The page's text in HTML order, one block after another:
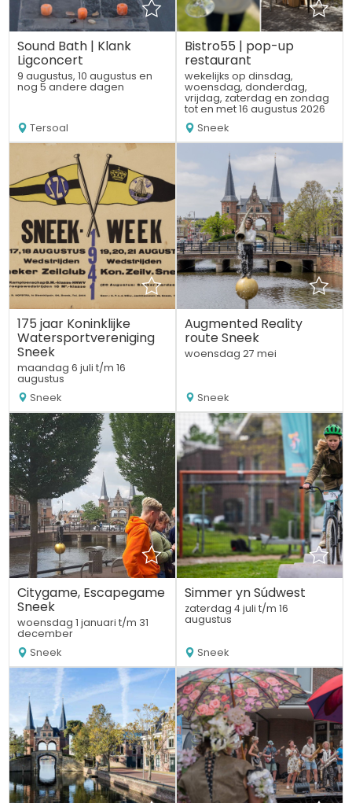
Sound Bath | Klank
Ligconcert
9 augustus, 10 augustus en
nog 5 andere dagen
Tersoal
Bistro55 | pop-up
restaurant
wekelijks op dinsdag,
woensdag, donderdag,
vrijdag, zaterdag en zondag
tot en met 16 augustus 2026
Sneek
175 jaar Koninklijke
Watersportvereniging
Sneek
maandag 6 juli t/m 16
augustus
Sneek
Augmented Reality
route Sneek
woensdag 27 mei
Sneek
Citygame, Escapegame
Sneek
woensdag 1 januari t/m 31
december
Sneek
Simmer yn Súdwest
zaterdag 4 juli t/m 16
augustus
Sneek